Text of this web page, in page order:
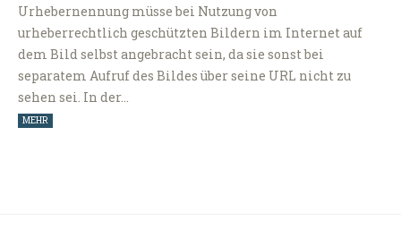
Urhebernennung müsse bei Nutzung von
urheberrechtlich geschützten Bildern im Internet auf
dem Bild selbst angebracht sein, da sie sonst bei
separatem Aufruf des Bildes über seine URL nicht zu
sehen sei. In der…
MEHR